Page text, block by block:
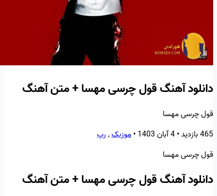
دانلود آهنگ قول چرسی مهسا + متن آهنگ
قول چرسی مهسا
465 بازدید
•4 آبان 1403 •موزیک,رپ
قول چرسی مهسا
دانلود آهنگ قول چرسی مهسا + متن آهنگ